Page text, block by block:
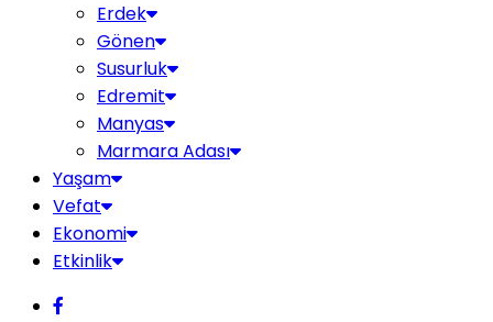
Erdek
Gönen
Susurluk
Edremit
Manyas
Marmara Adası
Yaşam
Vefat
Ekonomi
Etkinlik